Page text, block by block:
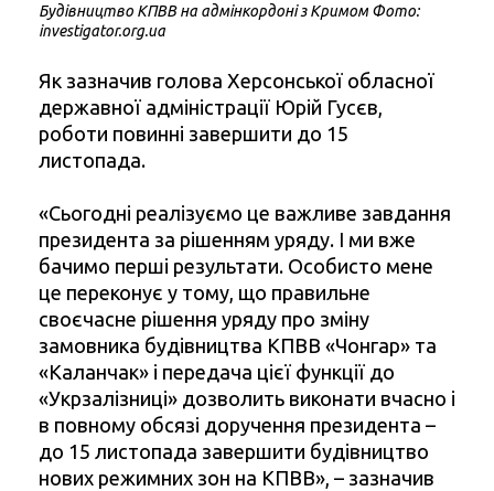
Будівництво КПВВ на адмінкордоні з Кримом Фото:
investigator.org.ua
Як зазначив голова Херсонської обласної
державної адміністрації Юрій Гусєв,
роботи повинні завершити до 15
листопада.
«Сьогодні реалізуємо це важливе завдання
президента за рішенням уряду. І ми вже
бачимо перші результати. Особисто мене
це переконує у тому, що правильне
своєчасне рішення уряду про зміну
замовника будівництва КПВВ «Чонгар» та
«Каланчак» і передача цієї функції до
«Укрзалізниці» дозволить виконати вчасно і
в повному обсязі доручення президента –
до 15 листопада завершити будівництво
нових режимних зон на КПВВ», – зазначив